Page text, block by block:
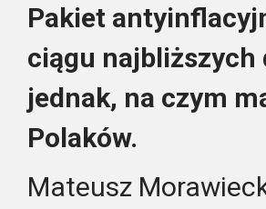
Pakiet
ciągu najbliższych
jednak, na czym
Polaków.
Mateusz